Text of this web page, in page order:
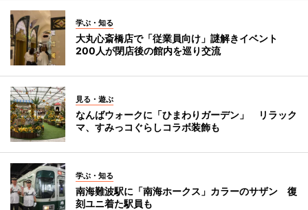
学ぶ・知る
大丸心斎橋店で「従業員向け」謎解きイベント
200人が閉店後の館内を巡り交流
見る・遊ぶ
なんばウォークに「ひまわりガーデン」 リラック
マ、すみっコぐらしコラボ装飾も
学ぶ・知る
南海難波駅に「南海ホークス」カラーのサザン 復
刻ユニ着た駅員も